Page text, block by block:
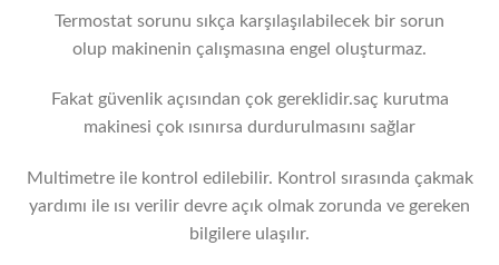
Termostat sorunu sıkça karşılaşılabilecek bir sorun
olup makinenin çalışmasına engel oluşturmaz.
Fakat güvenlik açısından çok gereklidir.saç kurutma
makinesi çok ısınırsa durdurulmasını sağlar
Multimetre ile kontrol edilebilir. Kontrol sırasında çakmak
yardımı ile ısı verilir devre açık olmak zorunda ve gereken
bilgilere ulaşılır.